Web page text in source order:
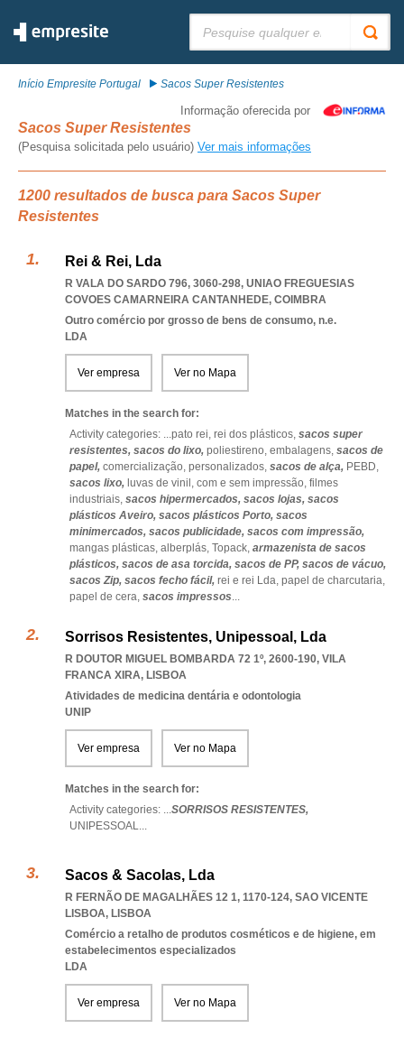
Início Empresite Portugal Sacos Super Resistentes
Informação oferecida por
Sacos Super Resistentes
(Pesquisa solicitada pelo usuário) Ver mais informações
1200 resultados de busca para Sacos Super
Resistentes
Rei & Rei, Lda
R VALA DO SARDO 796, 3060-298, UNIAO FREGUESIAS
COVOES CAMARNEIRA CANTANHEDE, COIMBRA
Outro comércio por grosso de bens de consumo, n.e.
LDA
Ver empresa Ver no Mapa
Matches in the search for:
Activity categories: ...pato rei, rei dos plásticos, sacos super
resistentes, sacos do lixo, poliestireno, embalagens, sacos de
papel, comercialização, personalizados, sacos de alça, PEBD,
sacos lixo, luvas de vinil, com e sem impressão, filmes
industriais, sacos hipermercados, sacos lojas, sacos
plásticos Aveiro, sacos plásticos Porto, sacos
minimercados, sacos publicidade, sacos com impressão,
mangas plásticas, alberplás, Topack, armazenista de sacos
plásticos, sacos de asa torcida, sacos de PP, sacos de vácuo,
sacos Zip, sacos fecho fácil, rei e rei Lda, papel de charcutaria,
papel de cera, sacos impressos...
Sorrisos Resistentes, Unipessoal, Lda
R DOUTOR MIGUEL BOMBARDA 72 1º, 2600-190, VILA
FRANCA XIRA, LISBOA
Atividades de medicina dentária e odontologia
UNIP
Ver empresa Ver no Mapa
Matches in the search for:
Activity categories: ...SORRISOS RESISTENTES,
UNIPESSOAL...
Sacos & Sacolas, Lda
R FERNÃO DE MAGALHÃES 12 1, 1170-124, SAO VICENTE
LISBOA, LISBOA
Comércio a retalho de produtos cosméticos e de higiene, em
estabelecimentos especializados
LDA
Ver empresa Ver no Mapa